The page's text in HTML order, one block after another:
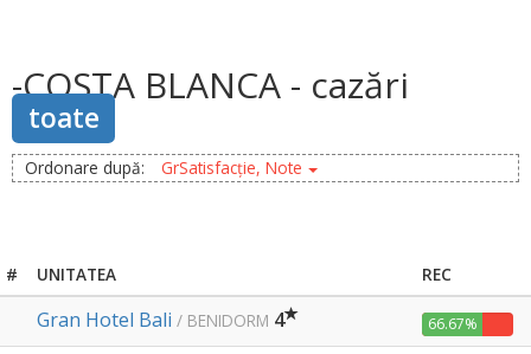
-COSTA BLANCA - cazări
toate
Ordonare după: GrSatisfacție, Note
# UNITATEA REC
Gran Hotel Bali / BENIDORM 4 66.67%